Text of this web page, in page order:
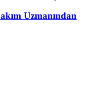
Uzmanından